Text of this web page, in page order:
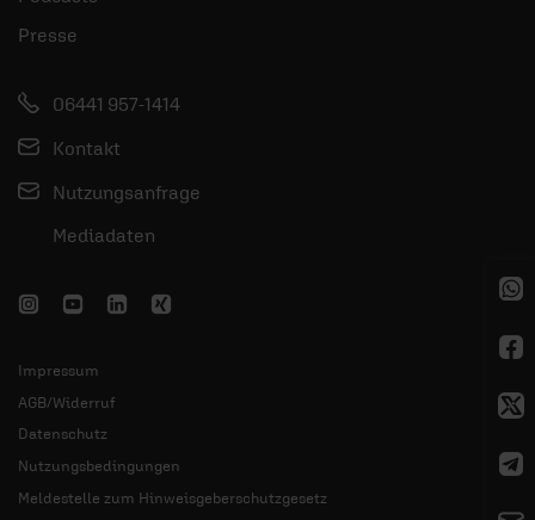
Presse
06441 957-1414
Kontakt
Nutzungsanfrage
Mediadaten
Impressum
AGB/Widerruf
Datenschutz
Nutzungsbedingungen
Meldestelle zum Hinweisgeberschutzgesetz